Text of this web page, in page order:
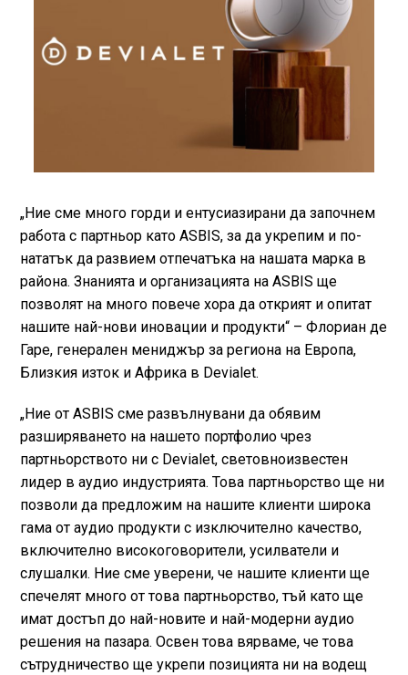
„Ние сме много горди и ентусиазирани да започнем
работа с партньор като ASBIS, за да укрепим и по-
нататък да развием отпечатъка на нашата марка в
района. Знанията и организацията на ASBIS ще
позволят на много повече хора да открият и опитат
нашите най-нови иновации и продукти“ – Флориан де
Гаре, генерален мениджър за региона на Европа,
Близкия изток и Африка в Devialet.
„Ние от ASBIS сме развълнувани да обявим
разширяването на нашето портфолио чрез
партньорството ни с Devialet, световноизвестен
лидер в аудио индустрията. Това партньорство ще ни
позволи да предложим на нашите клиенти широка
гама от аудио продукти с изключително качество,
включително високоговорители, усилватели и
слушалки. Ние сме уверени, че нашите клиенти ще
спечелят много от това партньорство, тъй като ще
имат достъп до най-новите и най-модерни аудио
решения на пазара. Освен това вярваме, че това
сътрудничество ще укрепи позицията ни на водещ